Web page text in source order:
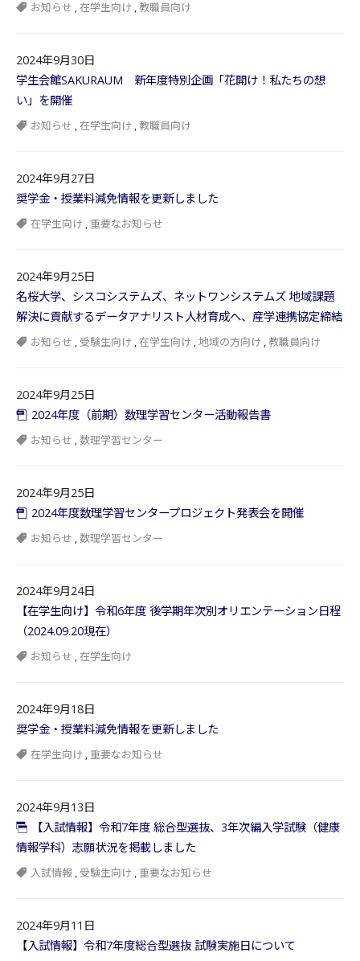
お知らせ ,在学生向け , 教職員向け
2024年9月30日
学生会館SAKURAUM 新年度特別企画「花開け！私たちの想
い」を開催
お知らせ ,在学生向け , 教職員向け
2024年9月27日
奨学金・授業料減免情報を更新しました
在学生向け , 重要なお知らせ
2024年9月25日
名桜大学、シスコシステムズ、ネットワンシステムズ 地域課題
解決に貢献するデータアナリスト人材育成へ、産学連携協定締結
お知らせ , 受験生向け ,在学生向け ,地域の方向け , 教職員向け
2024年9月25日
2024年度（前期）数理学習センター活動報告書
お知らせ ,数理学習センター
2024年9月25日
2024年度数理学習センタープロジェクト発表会を開催
お知らせ ,数理学習センター
2024年9月24日
【在学生向け】令和6年度 後学期年次別オリエンテーション日程
（2024.09.20現在）
お知らせ ,在学生向け
2024年9月18日
奨学金・授業料減免情報を更新しました
在学生向け , 重要なお知らせ
2024年9月13日
【入試情報】令和7年度 総合型選抜、3年次編入学試験（健康
情報学科）志願状況を掲載しました
入試情報 , 受験生向け , 重要なお知らせ
2024年9月11日
【入試情報】令和7年度総合型選抜 試験実施日について